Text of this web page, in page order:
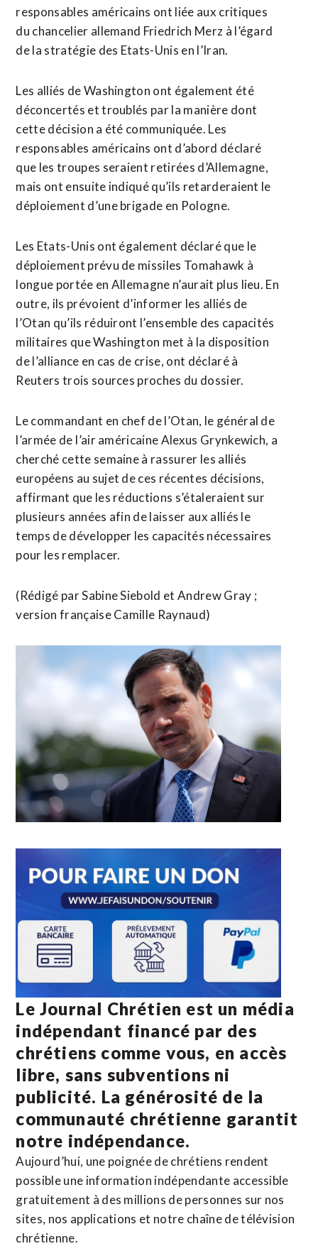
responsables américains ont liée ​aux critiques
du chancelier allemand Friedrich Merz à l’égard
de la stratégie des Etats-Unis en l’Iran.
Les alliés de Washington ont également été
déconcertés et troublés par la ‌manière dont
cette décision a ​été communiquée. Les
responsables américains ont d’abord déclaré
que les troupes seraient retirées d’Allemagne,
mais ont ensuite indiqué qu’ils retarderaient le ​
déploiement d’une brigade en Pologne.
Les Etats-Unis ont également déclaré que le
déploiement prévu de missiles Tomahawk à
longue portée en Allemagne n’aurait plus lieu. En
outre, ils prévoient d’informer les alliés de
l’Otan qu’ils réduiront l’ensemble des capacités
militaires que Washington met à la disposition
de l’alliance en cas de crise, ont déclaré à
Reuters trois sources proches du dossier.
Le commandant en chef de l’Otan, le général de
l’armée de ⁠l’air américaine Alexus Grynkewich, a
cherché cette semaine à rassurer les alliés
européens au sujet de ces récentes décisions,
affirmant que les réductions s’étaleraient sur
plusieurs années afin de laisser aux alliés le ​
temps de développer les capacités nécessaires
pour les remplacer.
(Rédigé par Sabine Siebold ​et Andrew Gray ;
version française Camille Raynaud)
Le Journal Chrétien est un média
indépendant financé par des
chrétiens comme vous, en accès
libre, sans subventions ni
publicité. La générosité de la
communauté chrétienne garantit
notre indépendance.
Aujourd’hui, une poignée de chrétiens rendent
possible une information indépendante accessible
gratuitement à des millions de personnes sur nos
sites, nos applications et notre chaîne de télévision
chrétienne.